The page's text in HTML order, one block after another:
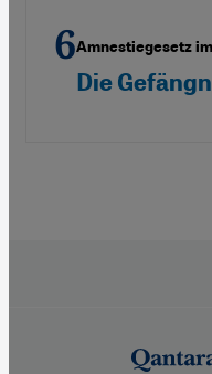
Amnestiegesetz
Die